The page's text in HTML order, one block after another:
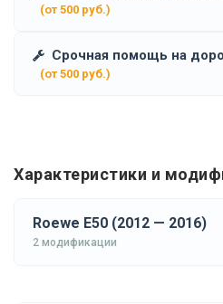
(от 500 руб.)
Срочная помощь на
(от 500 руб.)
Характеристики и
Roewe E50 (2012 — 2016)
2 модификации